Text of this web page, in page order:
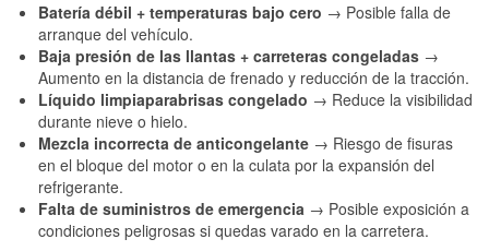
Batería débil + temperaturas bajo cero → Posible falla de
arranque del vehículo.
Baja presión de las llantas + carreteras congeladas →
Aumento en la distancia de frenado y reducción de la tracción.
Líquido limpiaparabrisas congelado → Reduce la visibilidad
durante nieve o hielo.
Mezcla incorrecta de anticongelante → Riesgo de fisuras
en el bloque del motor o en la culata por la expansión del
refrigerante.
Falta de suministros de emergencia → Posible exposición a
condiciones peligrosas si quedas varado en la carretera.